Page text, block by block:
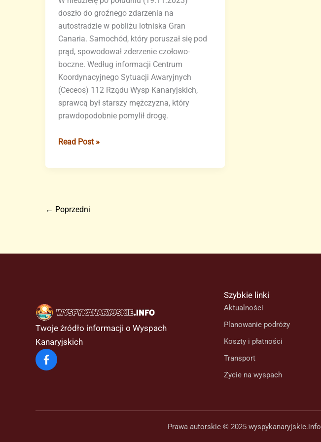
doszło do groźnego zdarzenia na
autostradzie w pobliżu lotniska Gran
Canaria. Samochód, który poruszał się pod
prąd, spowodował zderzenie czołowo-
boczne. Według informacji Centrum
Koordynacyjnego Sytuacji Awaryjnych
(Ceceos) 112 Rządu Wysp Kanaryjskich,
sprawcą był starszy mężczyzna, który
prawdopodobnie pomylił drogę.
Kierowca
złym
wypadek
Read Post »
← Poprzedni
Twoje źródło informacji o Wyspach
Kanaryjskich
Szybkie linki
Aktualności
Planowanie podróży
Koszty i płatności
Transport
Życie na wyspach
Prawa autorskie © 2025